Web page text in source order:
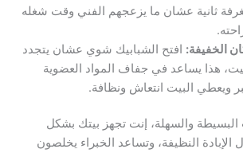
ثانية عشان ما يزعجهم الفني وقت شغله
الخفيفة: افتح الشبابيك شوي عشان يتجدد
هذا يساعد في جفاف المواد العضوية
ويعطي البيت انتعاش ونظافة.
البسيطة والسهلة، إنت تجهز بيتك بشكل
الإبادة النظيفة، وتساعد الخبراء يخلصون